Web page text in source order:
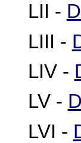
LII -
LIII -
LIV -
LV -
LVI -